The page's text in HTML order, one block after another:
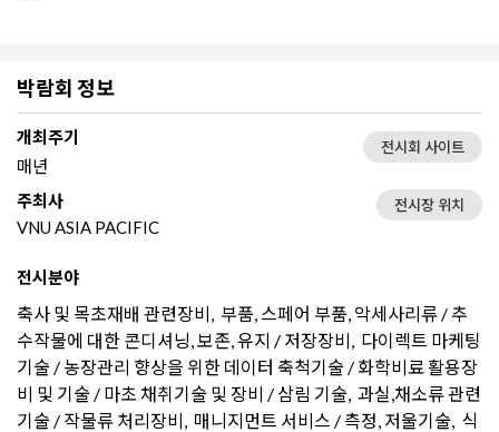
박람회 정보
개최주기
매년
전시회 사이트
주최사
VNU ASIA PACIFIC
전시장 위치
전시분야
축사 및 목초재배 관련장비, 부품, 스페어 부품, 악세사리류 / 추
수작물에 대한 콘디셔닝, 보존, 유지 / 저장장비, 다이렉트 마케팅
기술 / 농장관리 향상을 위한 데이터 축척기술 / 화학비료 활용장
비 및 기술 / 마초 채취기술 및 장비 / 삼림 기술, 과실,채소류 관련
기술 / 작물류 처리장비, 매니지먼트 서비스 / 측정, 저울기술, 식